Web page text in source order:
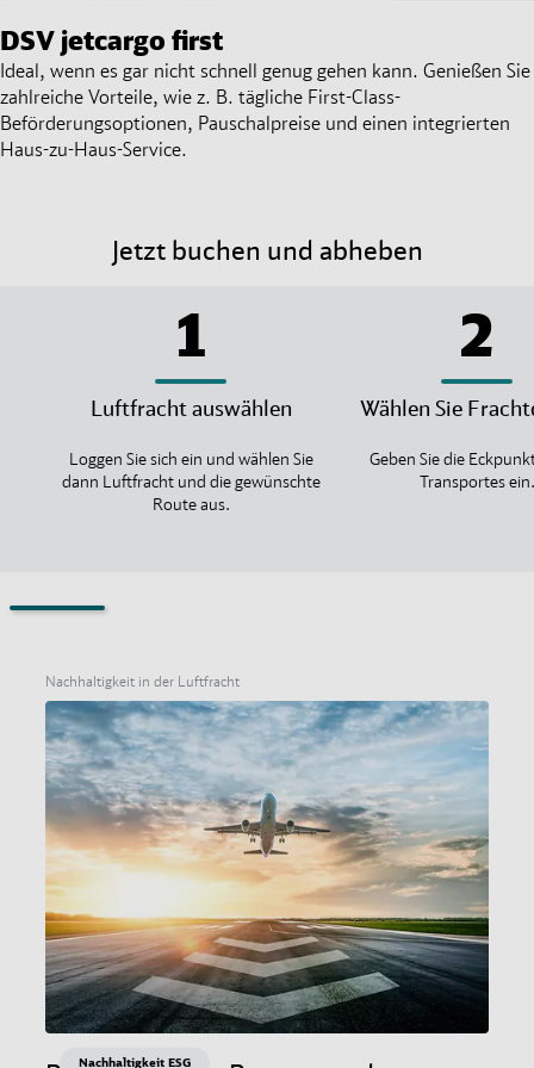
DSV jetcargo first
Ideal, wenn es gar nicht schnell genug gehen kann. Genießen Sie
zahlreiche Vorteile, wie z. B. tägliche First-Class-
Beförderungsoptionen, Pauschalpreise und einen integrierten
Haus-zu-Haus-Service.
Jetzt buchen und abheben
1
Luftfracht auswählen
Loggen Sie sich ein und wählen Sie
dann Luftfracht und die gewünschte
Route aus.
2
Wählen Sie
Geben Sie die
Transportes ein.
Nachhaltigkeit in der Luftfracht
Nachhaltigkeit ESG